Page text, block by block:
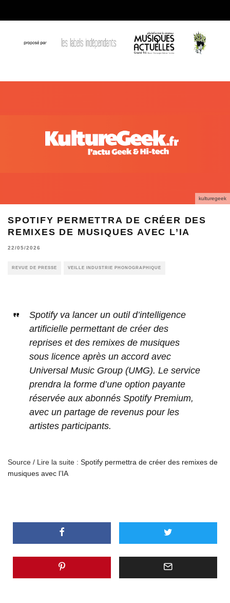
kulturegeek
SPOTIFY PERMETTRA DE CRÉER DES
REMIXES DE MUSIQUES AVEC L’IA
22/05/2026
REVUE DE PRESSE VEILLE INDUSTRIE PHONOGRAPHIQUE
Spotify va lancer un outil d’intelligence
artificielle permettant de créer des
reprises et des remixes de musiques
sous licence après un accord avec
Universal Music Group (UMG). Le service
prendra la forme d’une option payante
réservée aux abonnés Spotify Premium,
avec un partage de revenus pour les
artistes participants.
Source / Lire la suite : Spotify permettra de créer des remixes de
musiques avec l’IA